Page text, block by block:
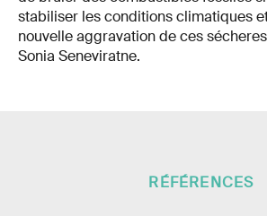
stabiliser les conditions climatiques
nouvelle aggravation de ces
Sonia Seneviratne.
RÉFÉRENCES